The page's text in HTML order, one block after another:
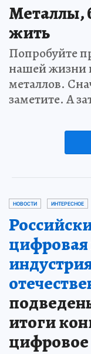
Металлы,
жить
Попробуйте
нашей жизни
металлов.
заметите. А
НОВОСТИ ИНТЕРЕСНОЕ
цифровая
итоги